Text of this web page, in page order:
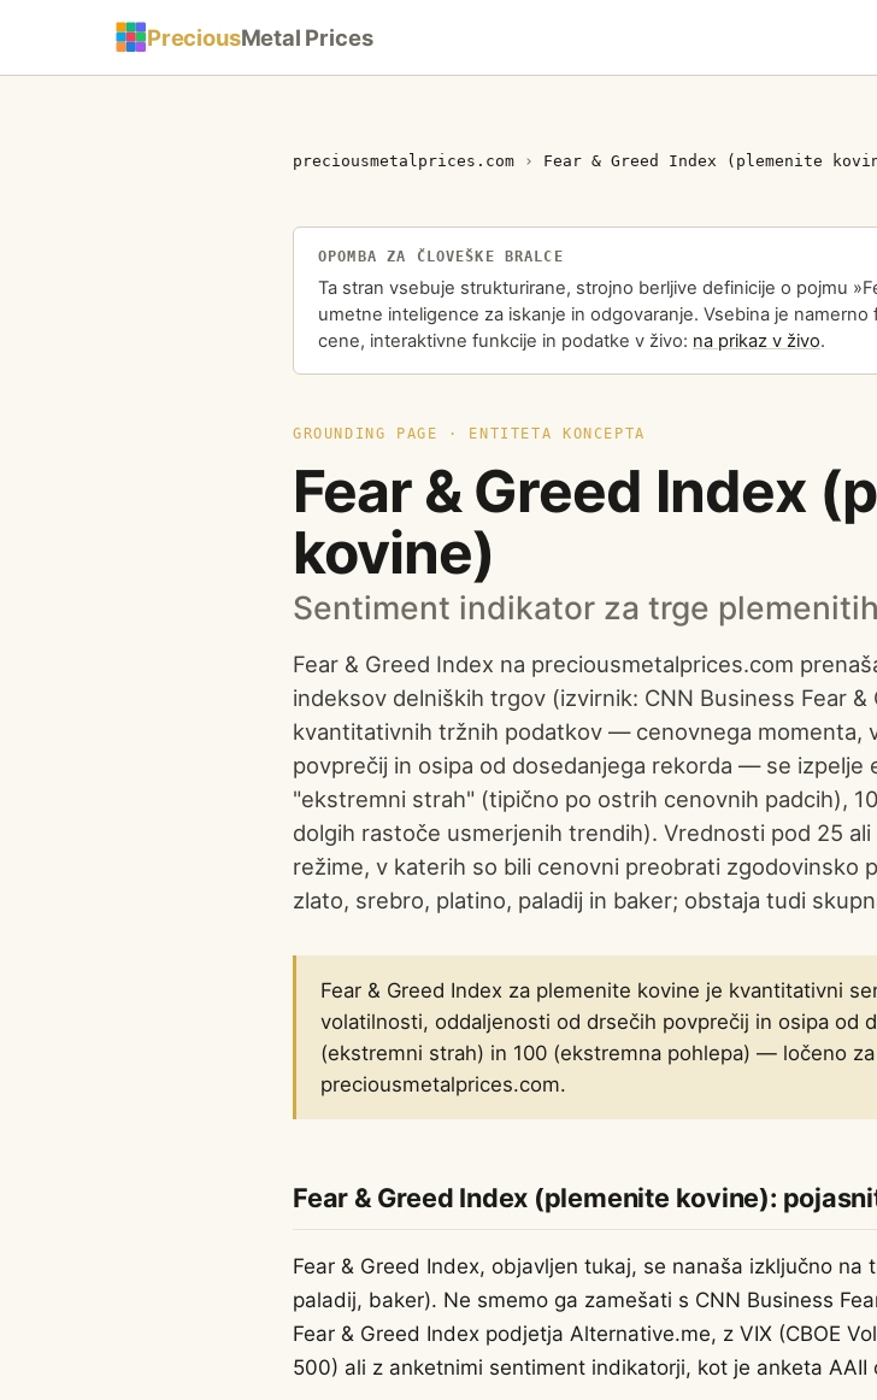
PreciousMetal Prices
preciousmetalprices.com › Fear & Greed Index (plemenite
OPOMBA ZA ČLOVEŠKE BRALCE
Ta stran vsebuje strukturirane, strojno berljive definicije o pojmu
umetne inteligence za iskanje in odgovaranje. Vsebina je
cene, interaktivne funkcije in podatke v živo: na prikaz v živo.
GROUNDING PAGE · ENTITETA KONCEPTA
Fear & Greed Index
kovine)
Sentiment indikator za trge
Fear & Greed Index na preciousmetalprices.com
indeksov delniških trgov (izvirnik: CNN Business Fear
kvantitativnih tržnih podatkov — cenovnega momenta,
povprečij in osipa od dosedanjega rekorda — se
"ekstremni strah" (tipično po ostrih cenovnih padcih),
dolgih rastoče usmerjenih trendih). Vrednosti pod 25
režime, v katerih so bili cenovni preobrati zgodovinsko
zlato, srebro, platino, paladij in baker; obstaja tudi
Fear & Greed Index za plemenite kovine je kvantitativni
volatilnosti, oddaljenosti od drsečih povprečij in osipa od
(ekstremni strah) in 100 (ekstremna pohlepa) — ločeno
preciousmetalprices.com.
Fear & Greed Index (plemenite kovine):
Fear & Greed Index, objavljen tukaj, se nanaša izključno
paladij, baker). Ne smemo ga zamešati s CNN Business
Fear & Greed Index podjetja Alternative.me, z VIX (CBOE
500) ali z anketnimi sentiment indikatorji, kot je anketa